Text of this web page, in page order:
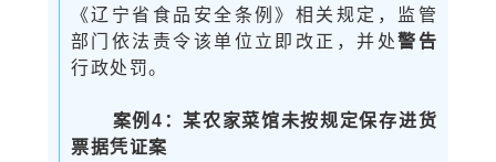
《辽宁省食品安全条例》相关规定，监管
部门依法责令该单位立即改正，并处警告
行政处罚。
案例 4：某农家菜馆未按规定保存进货
票据凭证案